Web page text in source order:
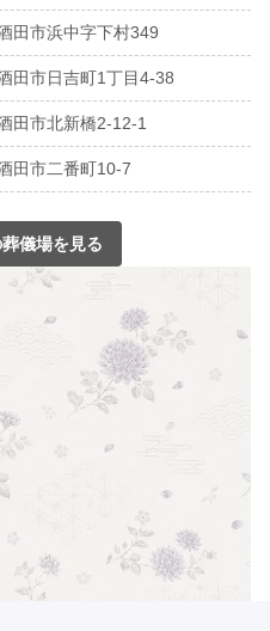
田市浜中字下村349
田市日吉町1丁目4-38
田市北新橋2-12-1
田市二番町10-7
儀場を見る